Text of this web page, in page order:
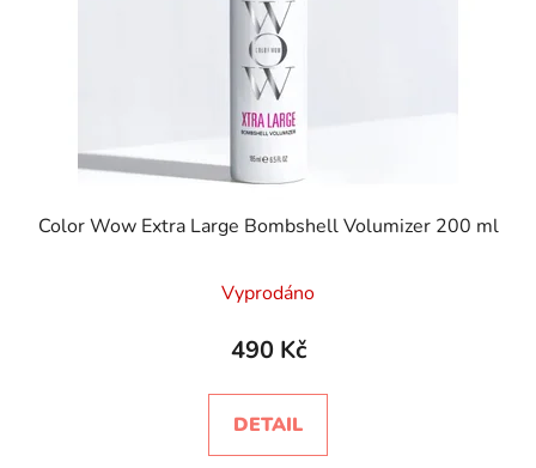
Color Wow Extra Large Bombshell Volumizer 200 ml
Vyprodáno
490 Kč
DETAIL